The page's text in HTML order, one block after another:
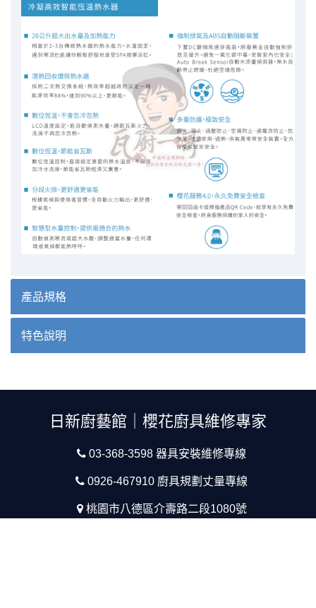
產品規格
特色說明
日新廚藝館｜櫻花廚具維修專家
03-368-3598 器具安裝維修專線
0926-467910 廚具規劃丈量專線
桃園市八德區介壽路二段1080號